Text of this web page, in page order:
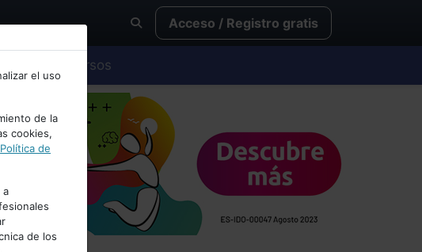
Cancelar
Acceso / Registro gratis
Cursos
el uso
de la
cookies,
Política de
a
de los